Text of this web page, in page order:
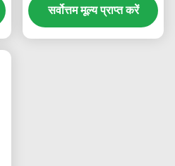
लें
सर्वोत्तम मूल्य प्राप्त करें